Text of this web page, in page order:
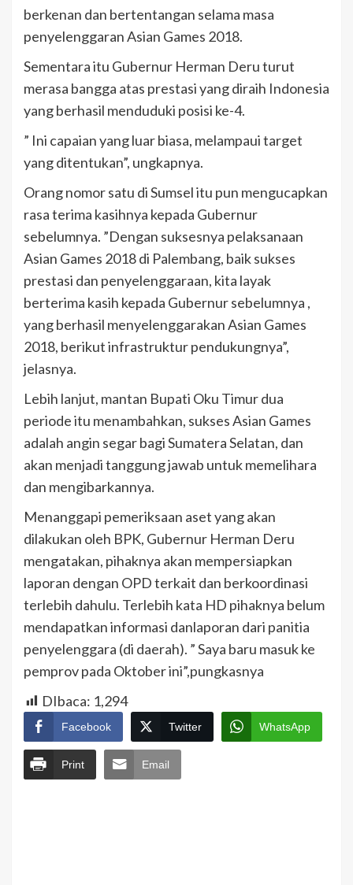
berkenan dan bertentangan selama masa
penyelenggaran Asian Games 2018.
Sementara itu Gubernur Herman Deru turut
merasa bangga atas prestasi yang diraih Indonesia
yang berhasil menduduki posisi ke-4.
” Ini capaian yang luar biasa, melampaui target
yang ditentukan”, ungkapnya.
Orang nomor satu di Sumsel itu pun mengucapkan
rasa terima kasihnya kepada Gubernur
sebelumnya. ”Dengan suksesnya pelaksanaan
Asian Games 2018 di Palembang, baik sukses
prestasi dan penyelenggaraan, kita layak
berterima kasih kepada Gubernur sebelumnya ,
yang berhasil menyelenggarakan Asian Games
2018, berikut infrastruktur pendukungnya”,
jelasnya.
Lebih lanjut, mantan Bupati Oku Timur dua
periode itu menambahkan, sukses Asian Games
adalah angin segar bagi Sumatera Selatan, dan
akan menjadi tanggung jawab untuk memelihara
dan mengibarkannya.
Menanggapi pemeriksaan aset yang akan
dilakukan oleh BPK, Gubernur Herman Deru
mengatakan, pihaknya akan mempersiapkan
laporan dengan OPD terkait dan berkoordinasi
terlebih dahulu. Terlebih kata HD pihaknya belum
mendapatkan informasi danlaporan dari panitia
penyelenggara (di daerah). ” Saya baru masuk ke
pemprov pada Oktober ini”,pungkasnya
DIbaca: 1,294
Facebook Twitter WhatsApp
Print Email